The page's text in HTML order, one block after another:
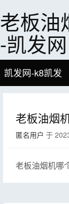
老板油
-凯发网
凯发网-k8凯发
老板油烟
匿名用户 于
老板油烟机哪